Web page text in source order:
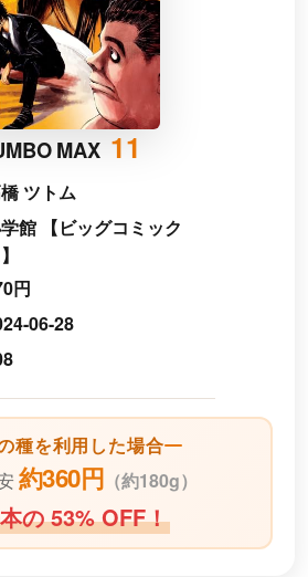
MAX 11
ツトム
館 【ビッグコミック
円
06-28
種を利用した場合
約360円 （約180g）
の 53% OFF！